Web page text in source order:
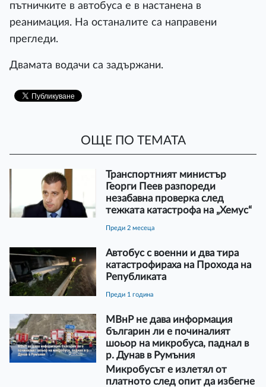
пътничките в автобуса е в настанена в
реанимация. На останалите са направени
прегледи.
Двамата водачи са задържани.
ОЩЕ ПО ТЕМАТА
Транспортният министър
Георги Пеев разпореди
незабавна проверка след
тежката катастрофа на „Хемус“
преди 2 месеца
Автобус с военни и два тира
катастрофираха на Прохода на
Републиката
преди 1 година
МВнР не дава информация
българин ли е починалият
шоьор на микробуса, паднал в
р. Дунав в Румъния
Микробусът е излетял от
платното след опит да избегне